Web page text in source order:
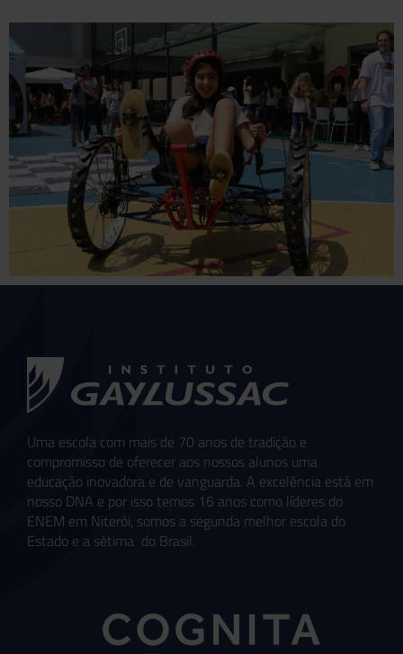
Uma escola com mais de 70 anos de tradição e
compromisso de oferecer aos nossos alunos uma
educação inovadora e de vanguarda. A excelência está em
nosso DNA e por isso temos 16 anos como líderes do
ENEM em Niterói, somos a segunda melhor escola do
Estado e a sétima do Brasil.